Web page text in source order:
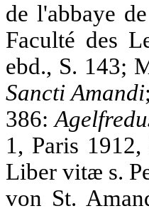
de l'abbaye
Faculté des
ebd., S. 143;
Sancti Amandi
386:
1, Paris
Liber vitæ s.
von St.